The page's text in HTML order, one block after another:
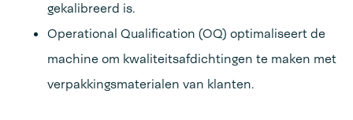
gekalibreerd is.
Operational Qualification (OQ) optimaliseert de
machine om kwaliteitsafdichtingen te maken met
verpakkingsmaterialen van klanten.